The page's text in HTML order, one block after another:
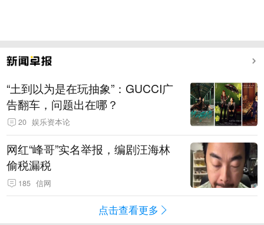
“土到以为是在玩抽象”：GUCCI广
告翻车，问题出在哪？
20 娱乐资本论
网红“峰哥”实名举报，编剧汪海林
偷税漏税
185 信网
点击查看更多